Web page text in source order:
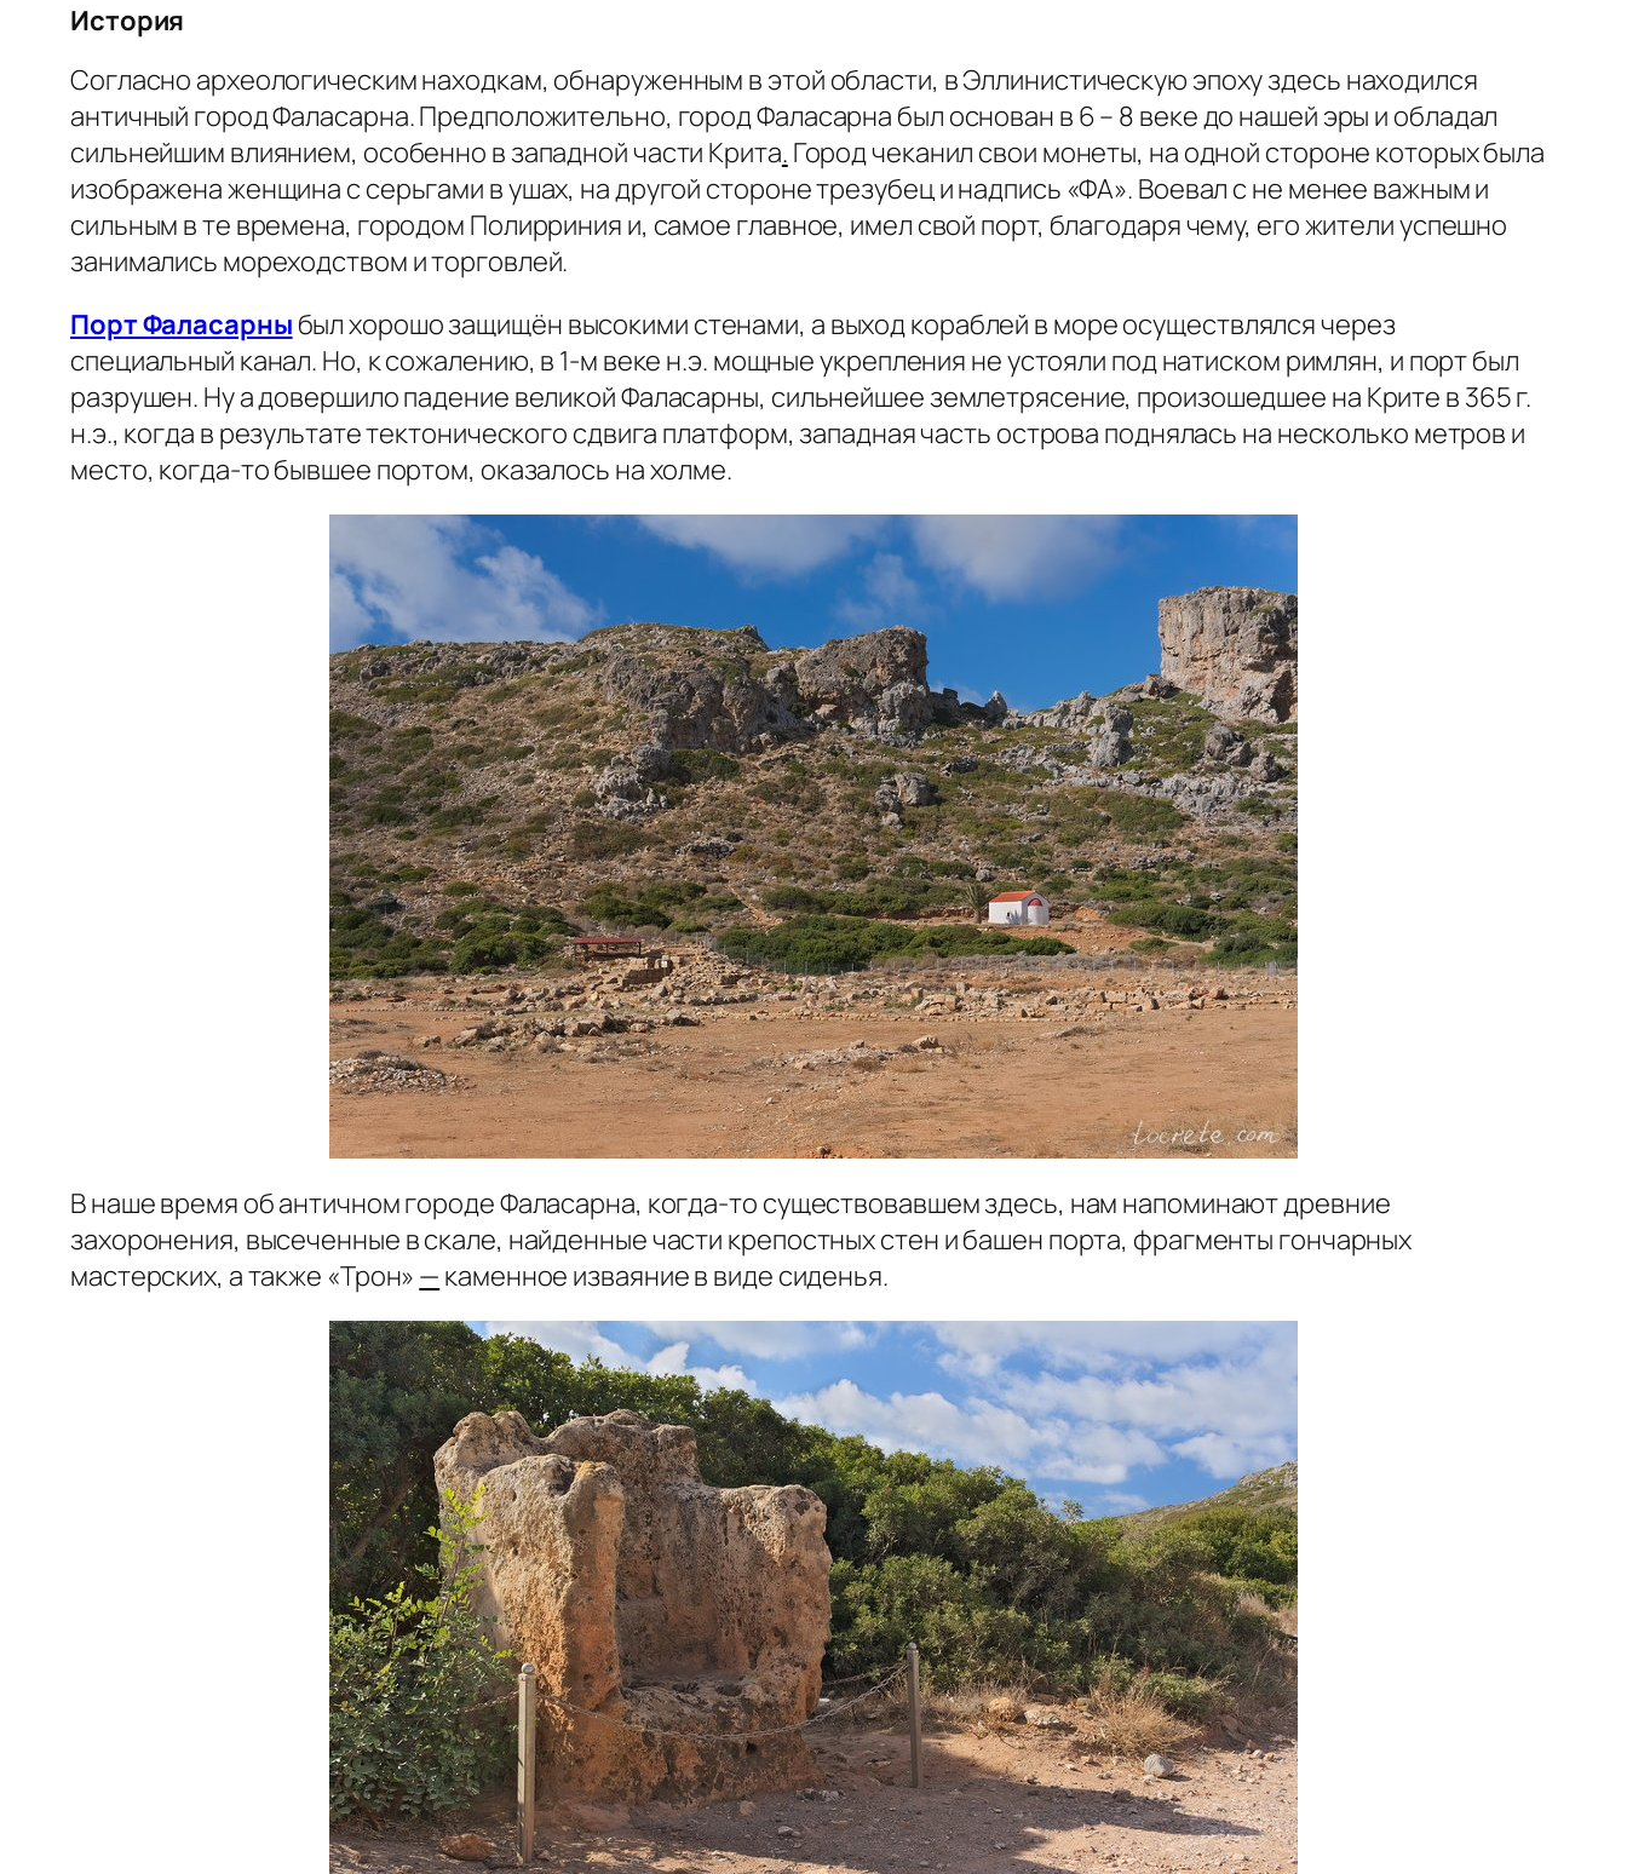
История
Согласно археологическим находкам, обнаруженным в этой области, в Эллинистическую эпоху здесь находился
античный город Фаласарна. Предположительно, город Фаласарна был основан в 6 – 8 веке до нашей эры и обладал
сильнейшим влиянием, особенно в западной части Крита. Город чеканил свои монеты, на одной стороне которых была
изображена женщина с серьгами в ушах, на другой стороне трезубец и надпись «ФА». Воевал с не менее важным и
сильным в те времена, городом Полирриния и, самое главное, имел свой порт, благодаря чему, его жители успешно
занимались мореходством и торговлей.
Порт Фаласарныбыл хорошо защищён высокими стенами, а выход кораблей в море осуществлялся через
специальный канал. Но, к сожалению, в 1-м веке н.э. мощные укрепления не устояли под натиском римлян, и порт был
разрушен. Ну а довершило падение великой Фаласарны, сильнейшее землетрясение, произошедшее на Крите в 365 г.
н.э., когда в результате тектонического сдвига платформ, западная часть острова поднялась на несколько метров и
место, когда-то бывшее портом, оказалось на холме.
В наше время об античном городе Фаласарна, когда-то существовавшем здесь, нам напоминают древние
захоронения, высеченные в скале, найденные части крепостных стен и башен порта, фрагменты гончарных
мастерских, а также «Трон» — каменное изваяние в виде сиденья.